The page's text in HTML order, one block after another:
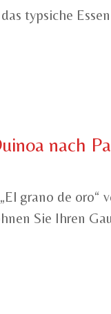
typsiche
nach
grano de oro“
Sie Ihren